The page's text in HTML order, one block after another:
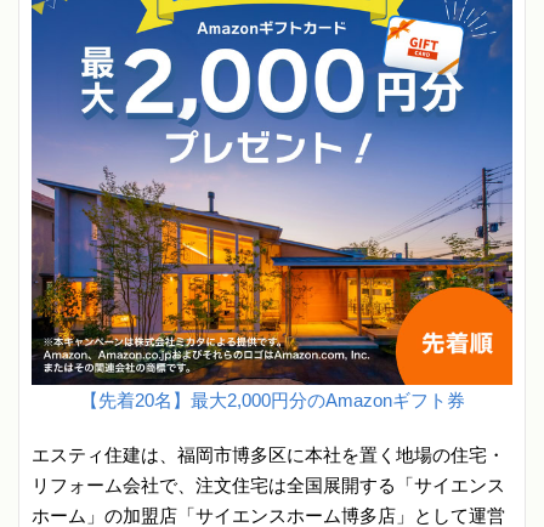
【先着20名】最大2,000円分のAmazonギフト券
エスティ住建は、福岡市博多区に本社を置く地場の住宅・
リフォーム会社で、注文住宅は全国展開する「サイエンス
ホーム」の加盟店「サイエンスホーム博多店」として運営